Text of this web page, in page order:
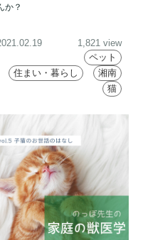
か？
1,821 view
ペット
住まい・暮らし
湘南
猫